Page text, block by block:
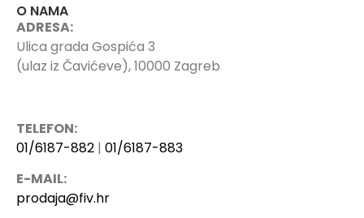
O NAMA
ADRESA:
Ulica grada Gospića 3
(ulaz iz Čavićeve), 10000 Zagreb
TELEFON:
01/6187-882 | 01/6187-883
E-MAIL:
prodaja@fiv.hr